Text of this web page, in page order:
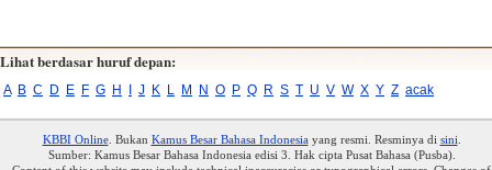
Lihat berdasar huruf depan:
A B C D E F G H J K L M N O P Q R S T U V W X Y Z acak
KBBI Online. Bukan Kamus Besar Bahasa Indonesiayang resmi. Resminya di sini
Sumber: Kamus Besar Bahasa Indonesia edisi 3. Hak cipta Pusat Bahasa (Pusba).